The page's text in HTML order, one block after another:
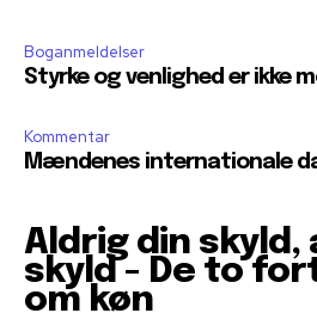
Boganmeldelser
Styrke og venlighed er ikke
Kommentar
Mændenes internationale
Aldrig din skyld,
skyld - De to
om køn